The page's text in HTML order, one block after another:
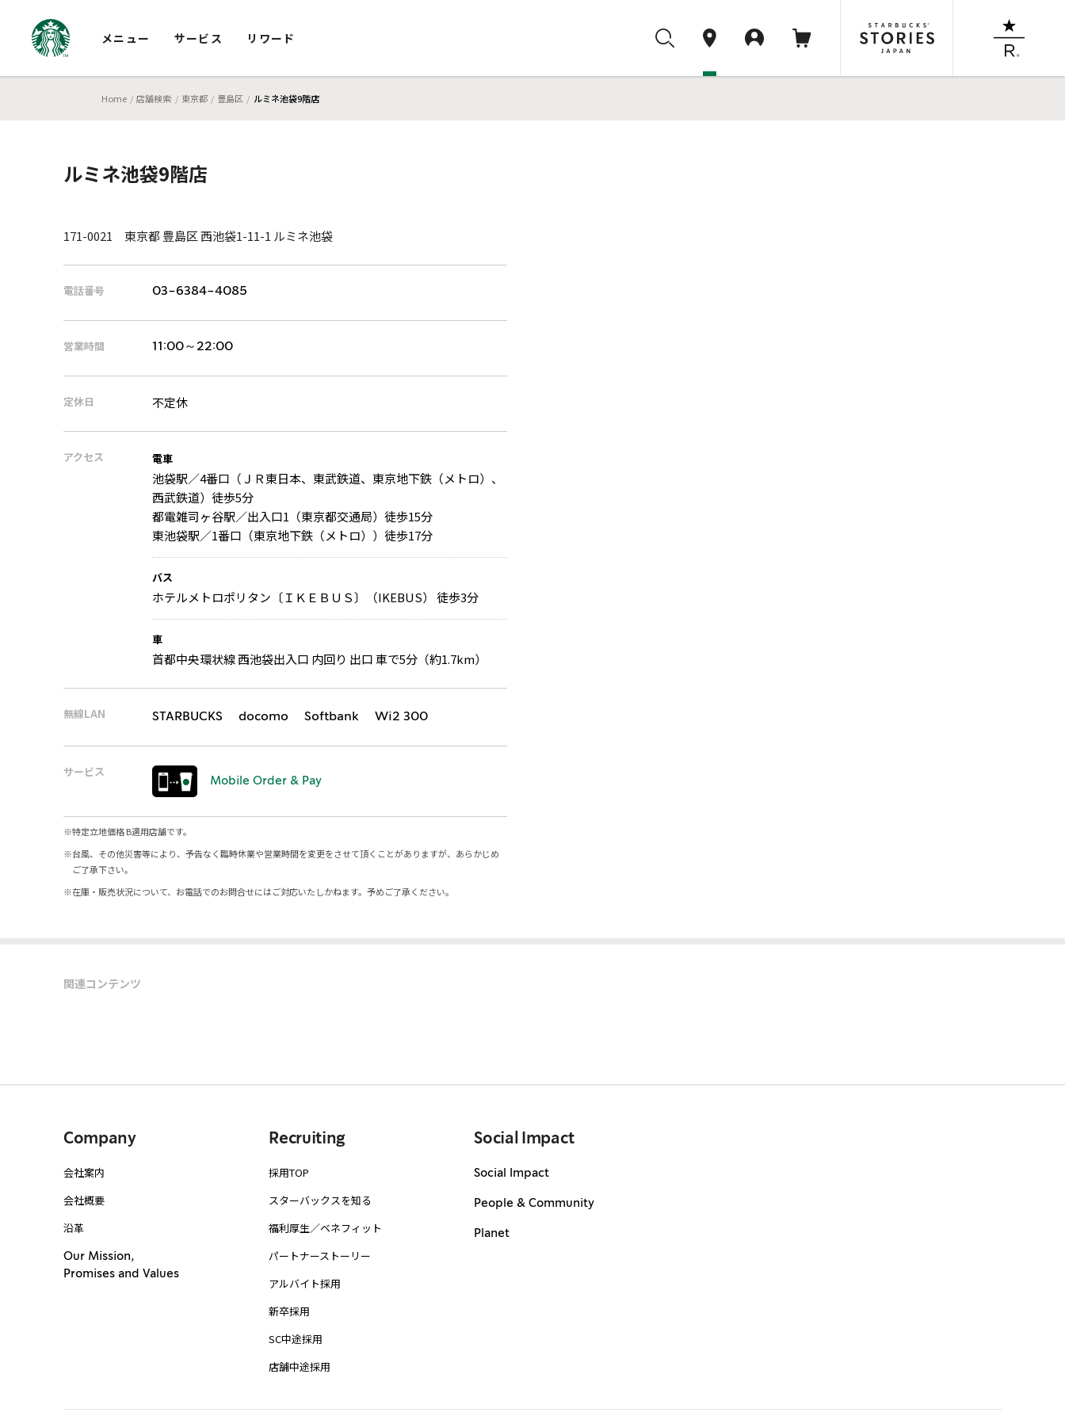
メニュー サービス リワード
Home 店舗検索 東京都 豊島区 ルミネ池袋9階店
ルミネ池袋9階店
171-0021 東京都 豊島区 西池袋1-11-1 ルミネ池袋
電話番号 03-6384-4085
営業時間 11:00～22:00
定休日 不定休
アクセス 電車
池袋駅／4番口（ＪＲ東日本、東武鉄道、東京地下鉄（メトロ）、
西武鉄道）徒歩5分
都電雑司ヶ谷駅／出入口1（東京都交通局）徒歩15分
東池袋駅／1番口（東京地下鉄（メトロ））徒歩17分
バス
ホテルメトロポリタン〔ＩＫＥＢＵＳ〕（IKEBUS） 徒歩3分
車
首都中央環状線 西池袋出入口 内回り 出口 車で5分（約1.7km）
無線LAN STARBUCKS docomo Softbank Wi2 300
サービス
Mobile Order & Pay
※特定立地価格 B適用店舗です。
※台風、その他災害等により、予告なく臨時休業や営業時間を変更をさせて頂くことがありますが、あらかじめ
ご了承下さい。
※在庫・販売状況について、お電話でのお問合せにはご対応いたしかねます。予めご了承ください。
関連コンテンツ
Company
会社案内
会社概要
沿革
Our Mission,
Promises and Values
Recruiting
採用TOP
スターバックスを知る
福利厚生／ベネフィット
パートナーストーリー
アルバイト採用
新卒採用
SC中途採用
店舗中途採用
Social Impact
Social Impact
People & Community
Planet